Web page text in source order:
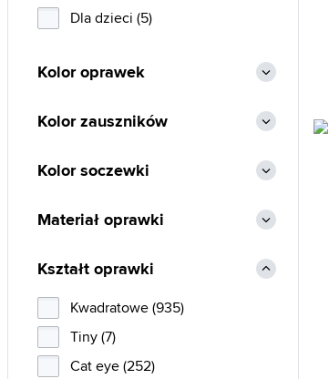
Escada (2)
Furla (9)
Guess (193)
Guess by Marciano (21)
Hugo Boss (10)
Karl Lagerfeld (1)
Kate Spade (6)
Levi's (2)
Longchamp (2)
Dla dzieci (5)
Kolor oprawek
Kolor zauszników
Kolor soczewki
Materiał oprawki
Kształt oprawki
Kwadratowe (935)
Tiny (7)
Cat eye (252)